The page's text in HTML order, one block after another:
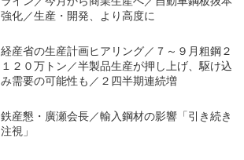
強化／生産・開発、より高度に
経産省の生産計画ヒアリング／７～９月粗鋼２
１２０万トン／半製品生産が押し上げ、駆け込
み需要の可能性も／２四半期連続増
鉄産懇・廣瀬会長／輸入鋼材の影響「引き続き
注視」